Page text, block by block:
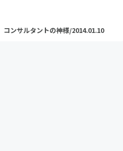
コンサルタントの神様/2014.01.10